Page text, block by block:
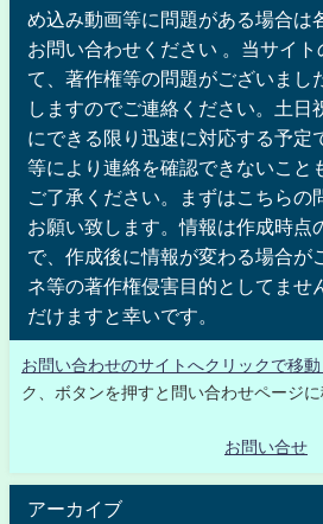
め込み動画等に問題がある場合は
お問い合わせください 。当サイ
て、著作権等の問題がございまし
しますのでご連絡ください。土日
にできる限り迅速に対応する予定
等により連絡を確認できないこと
ご了承ください。まずはこちらの
お願い致します。情報は作成時点
で、作成後に情報が変わる場合が
ネ等の著作権侵害目的としてませ
だけますと幸いです。
お問い合わせのサイトへクリックで移動
ク、ボタンを押すと問い合わせページに
お問い合せ
アーカイブ